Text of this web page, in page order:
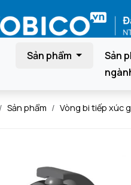
Sản phẩm
Sản
Sản phẩm Vòng bi tiếp xúc